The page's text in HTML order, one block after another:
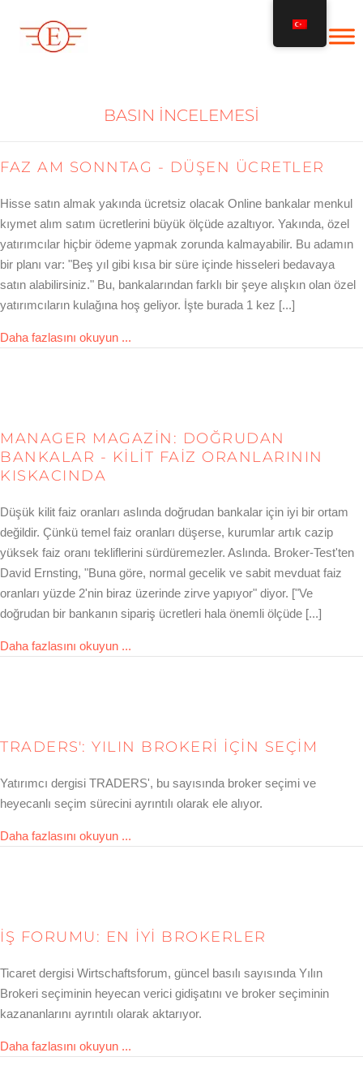
BASIN INCELEMESI
FAZ AM SONNTAG - DÜŞEN ÜCRETLER
Hisse satın almak yakında ücretsiz olacak Online bankalar menkul
kıymet alım satım ücretlerini büyük ölçüde azaltıyor. Yakında, özel
yatırımcılar hiçbir ödeme yapmak zorunda kalmayabilir. Bu adamın
bir planı var: "Beş yıl gibi kısa bir süre içinde hisseleri bedavaya
satın alabilirsiniz." Bu, bankalarından farklı bir şeye alışkın olan özel
yatırımcıların kulağına hoş geliyor. İşte burada 1 kez [...]
Daha fazlasını okuyun ...
MANAGER MAGAZIN: DOĞRUDAN
BANKALAR - KILIT FAIZ ORANLARININ
KISKACINDA
Düşük kilit faiz oranları aslında doğrudan bankalar için iyi bir ortam
değildir. Çünkü temel faiz oranları düşerse, kurumlar artık cazip
yüksek faiz oranı tekliflerini sürdüremezler. Aslında. Broker-Test'ten
David Ernsting, "Buna göre, normal gecelik ve sabit mevduat faiz
oranları yüzde 2'nin biraz üzerinde zirve yapıyor" diyor. ["Ve
doğrudan bir bankanın sipariş ücretleri hala önemli ölçüde [...]
Daha fazlasını okuyun ...
TRADERS': YILIN BROKERI IÇIN SEÇIM
Yatırımcı dergisi TRADERS', bu sayısında broker seçimi ve
heyecanlı seçim sürecini ayrıntılı olarak ele alıyor.
Daha fazlasını okuyun ...
İŞ FORUMU: EN IYI BROKERLER
Ticaret dergisi Wirtschaftsforum, güncel basılı sayısında Yılın
Brokeri seçiminin heyecan verici gidişatını ve broker seçiminin
kazananlarını ayrıntılı olarak aktarıyor.
Daha fazlasını okuyun ...